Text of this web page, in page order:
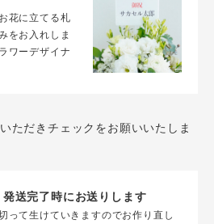
花に立てる札
をお入れしま
ワーデザイナ
ただきチェックをお願いいたしま
送完了時にお送りします
って生けていきますのでお作り直し